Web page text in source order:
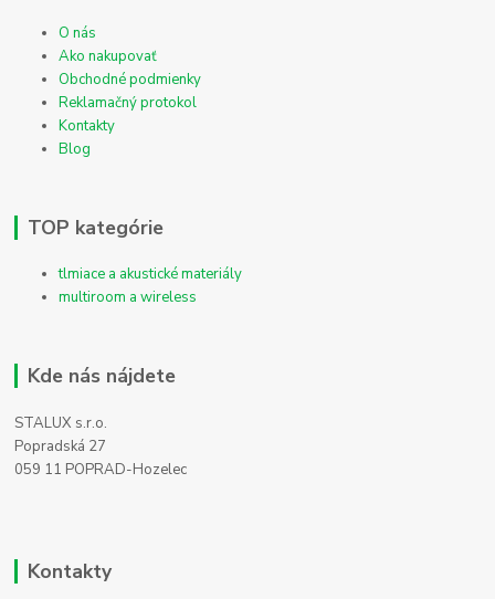
O nás
Ako nakupovať
Obchodné podmienky
Reklamačný protokol
Kontakty
Blog
TOP kategórie
tlmiace a akustické materiály
multiroom a wireless
Kde nás nájdete
STALUX s.r.o.
Popradská 27
059 11 POPRAD-Hozelec
Kontakty